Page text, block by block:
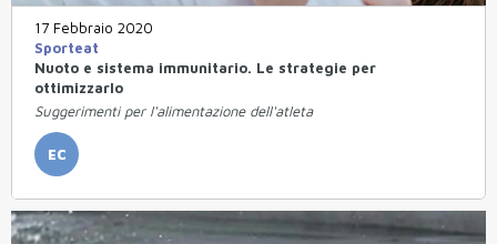
17 Febbraio 2020
Sporteat
Nuoto e sistema immunitario. Le strategie per
ottimizzarlo
Suggerimenti per l'alimentazione dell'atleta
EC